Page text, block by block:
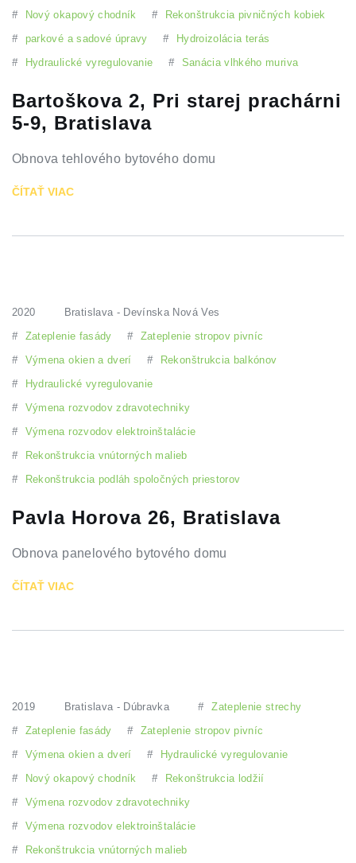
#
Nový okapový chodník #
Rekonštrukcia pivničných kobiek
#
parkové a sadové úpravy #
Hydroizolácia terás
#
Hydraulické vyregulovanie # Sanácia vlhkého muriva
Bartoškova 2, Pri starej prachárni
5-9, Bratislava
Obnova tehlového bytového domu
ČÍTAŤ VIAC
2020
Bratislava - Devínska Nová Ves
#
Zateplenie fasády #
Zateplenie stropov pivníc
#
Výmena okien a dverí #
Rekonštrukcia balkónov
#
Hydraulické vyregulovanie
#
Výmena rozvodov zdravotechniky
#
Výmena rozvodov elektroinštalácie
#
Rekonštrukcia vnútorných malieb
#
Rekonštrukcia podláh spoločných priestorov
Pavla Horova 26, Bratislava
Obnova panelového bytového domu
ČÍTAŤ VIAC
2019 Bratislava - Dúbravka #
Zateplenie strechy
#
Zateplenie fasády #
Zateplenie stropov pivníc
#
Výmena okien a dverí #
Hydraulické vyregulovanie
#
Nový okapový chodník #
Rekonštrukcia lodžií
#
Výmena rozvodov zdravotechniky
#
Výmena rozvodov elektroinštalácie
#
Rekonštrukcia vnútorných malieb